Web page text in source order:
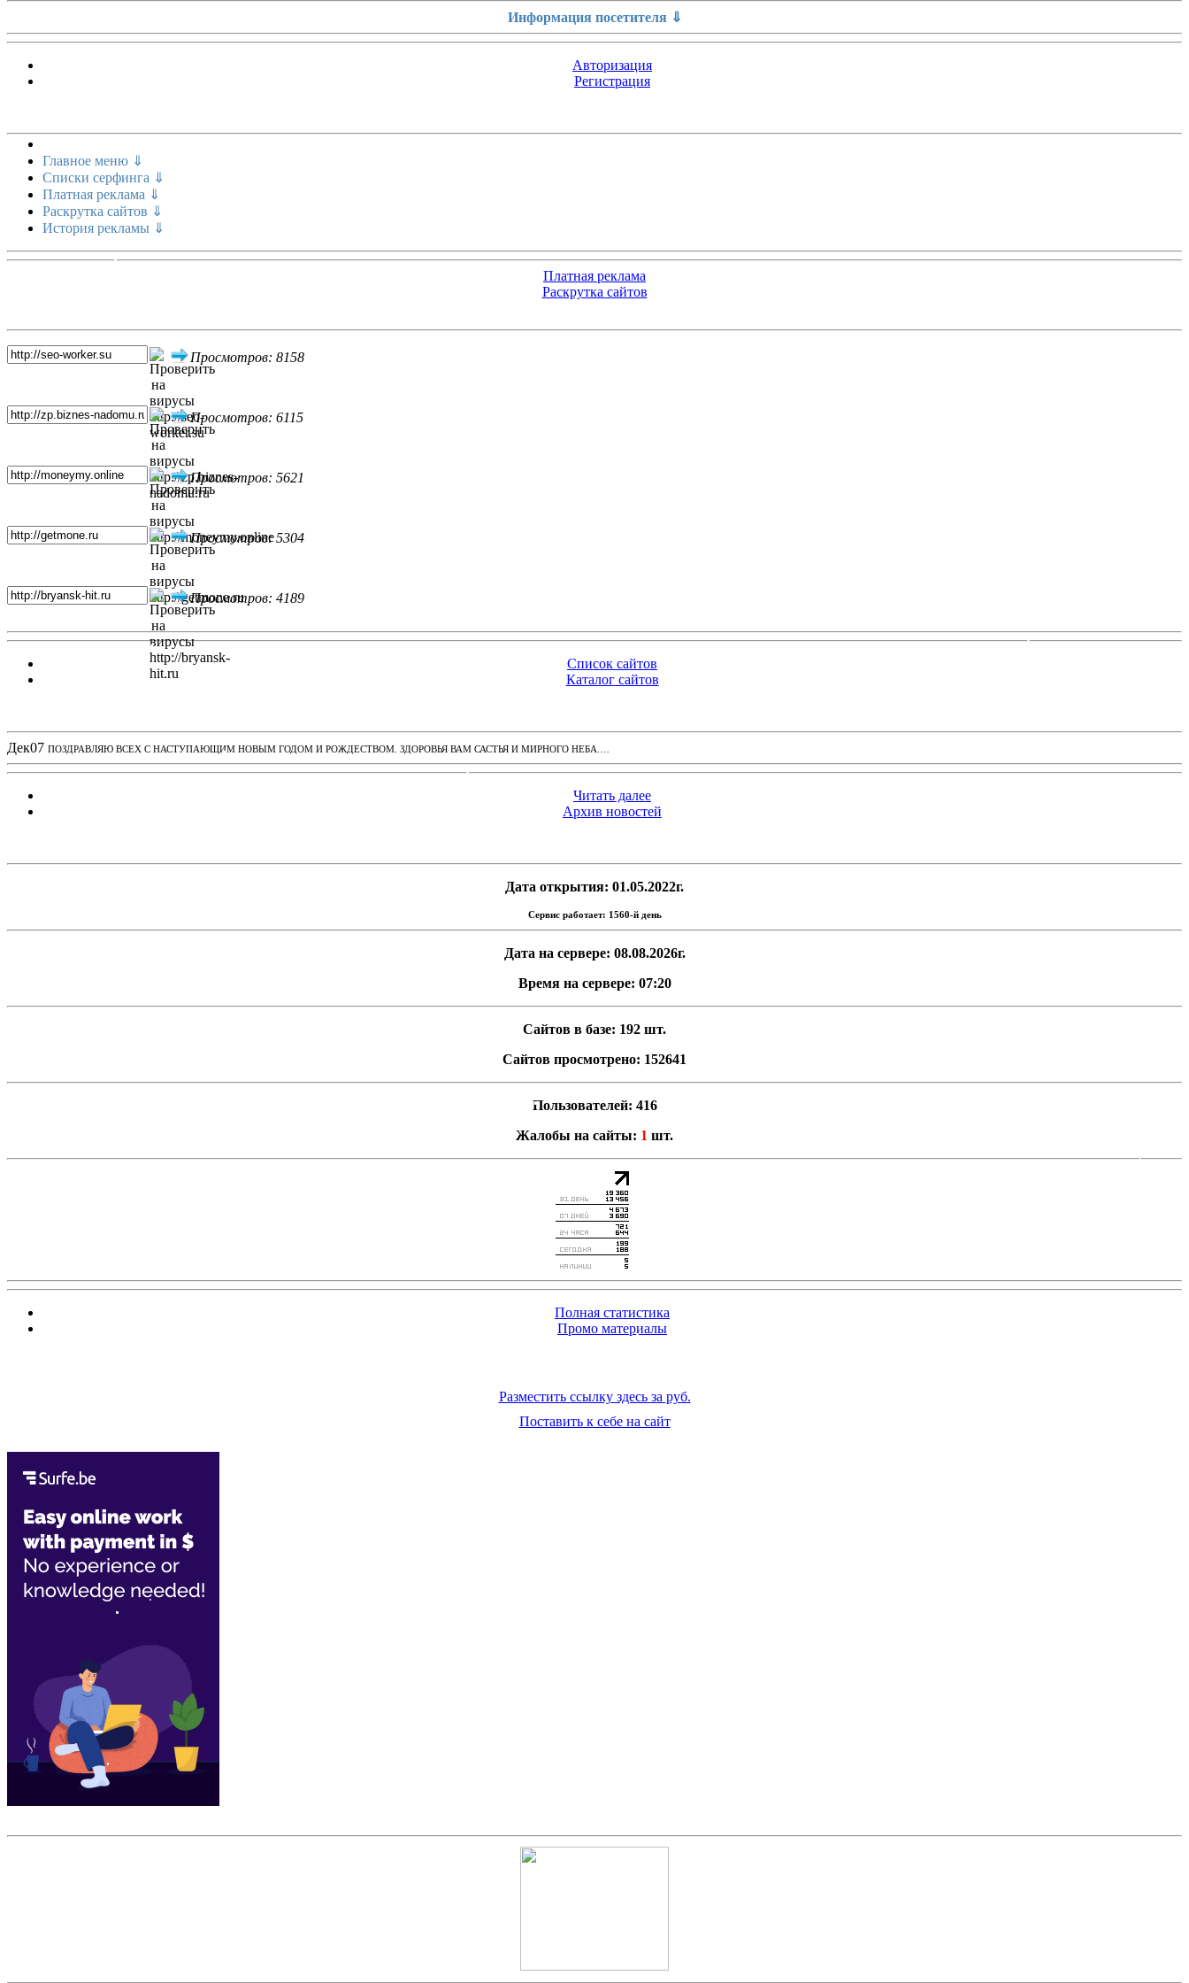
Информация посетителя ⇓
Авторизация
Регистрация
Главное меню ⇓
Списки серфинга ⇓
Платная реклама ⇓
Раскрутка сайтов ⇓
История рекламы ⇓
Платная реклама
Раскрутка сайтов
Просмотров: 8158
Просмотров: 6115
Просмотров: 5621
Просмотров: 5304
Просмотров: 4189
Список сайтов
Каталог сайтов
Дек07 ПОЗДРАВЛЯЮ ВСЕХ С НАСТУПАЮЩИМ НОВЫМ ГОДОМ И РОЖДЕСТВОМ. ЗДОРОВЬЯ ВАМ САСТЬЯ И МИРНОГО НЕБА.…
Читать далее
Архив новостей
Дата открытия: 01.05.2022г.
Сервис работает: 1560-й день
Дата на сервере: 08.08.2026г.
Время на сервере: 07:20
Сайтов в базе: 192 шт.
Сайтов просмотрено: 152641
Пользователей: 416
Жалобы на сайты: 1 шт.
Полная статистика
Промо материалы
Разместить ссылку здесь за руб.
Поставить к себе на сайт